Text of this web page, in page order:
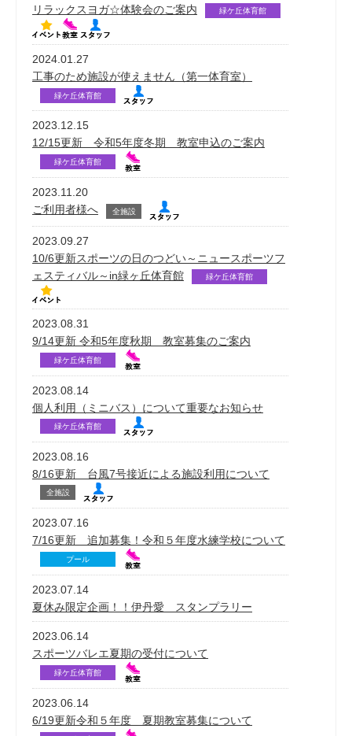
リラックスヨガ☆体験会のご案内
緑ケ丘体育館
2024.01.27
工事のため施設が使えません（第一体育室）
緑ケ丘体育館
2023.12.15
12/15更新 令和5年度冬期 教室申込のご案内
緑ケ丘体育館
2023.11.20
ご利用者様へ
全施設
2023.09.27
10/6更新スポーツの日のつどい～ニュースポーツフ
ェスティバル～in緑ヶ丘体育館
緑ケ丘体育館
2023.08.31
9/14更新 令和5年度秋期 教室募集のご案内
緑ケ丘体育館
2023.08.14
個人利用（ミニバス）について重要なお知らせ
緑ケ丘体育館
2023.08.16
8/16更新 台風7号接近による施設利用について
全施設
2023.07.16
7/16更新 追加募集！令和５年度水練学校について
プール
2023.07.14
夏休み限定企画！！伊丹愛 スタンプラリー
2023.06.14
スポーツバレエ夏期の受付について
緑ケ丘体育館
2023.06.14
6/19更新令和５年度 夏期教室募集について